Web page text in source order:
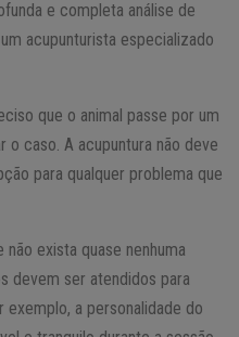
e completa análise de
acupunturista especializado
que o animal passe por um
o caso. A acupuntura não deve
para qualquer problema que
exista quase nenhuma
devem ser atendidos para
exemplo, a personalidade do